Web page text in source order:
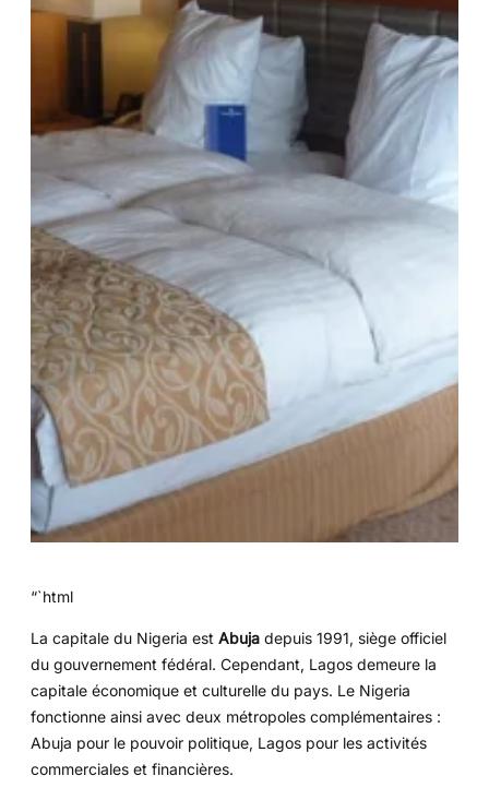
“`html
La capitale du Nigeria est Abuja depuis 1991, siège officiel
du gouvernement fédéral. Cependant, Lagos demeure la
capitale économique et culturelle du pays. Le Nigeria
fonctionne ainsi avec deux métropoles complémentaires :
Abuja pour le pouvoir politique, Lagos pour les activités
commerciales et financières.